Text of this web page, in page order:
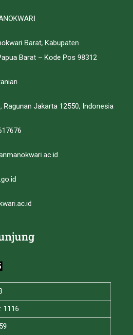
Barat, Kabupaten
Barat – Kode Pos 98312
Ragunan Jakarta 12550, Indonesia
1116